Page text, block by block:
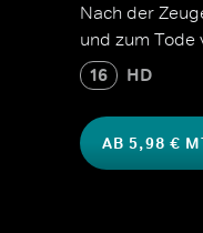
Nach der
und zum Tode
16 HD
AB 5,98 €